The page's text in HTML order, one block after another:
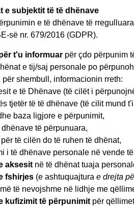
e subjektit të të dhënave
e të dhënave të
së nr. 679/2016 (GDPR).
t'u informuar për çdo përpunim
e tij/saj personale po
për shembull, informacionin rreth:
e të Dhënave (të cilët i
tjetër të të dhënave (të cilit mund
baza ligjore e përpunimit,
dhënave të përpunuara,
të cilën do të ruhen të dhënat,
i të dhënave personale në vende
aksesit në të dhënat tuaja
fshirjes (e ashtuquajtura e drejta
të nevojshme në lidhje me
kufizimit të përpunimit për